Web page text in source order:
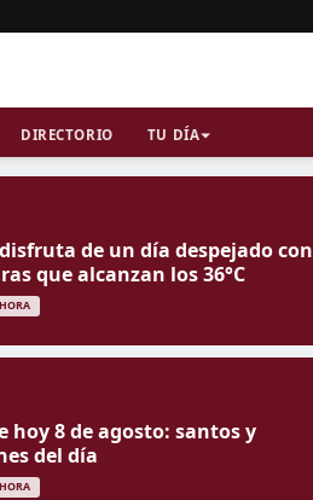
DIRECTORIO TU DÍA
de un día despejado con
que alcanzan los 36°C
hoy 8 de agosto: santos y
del día